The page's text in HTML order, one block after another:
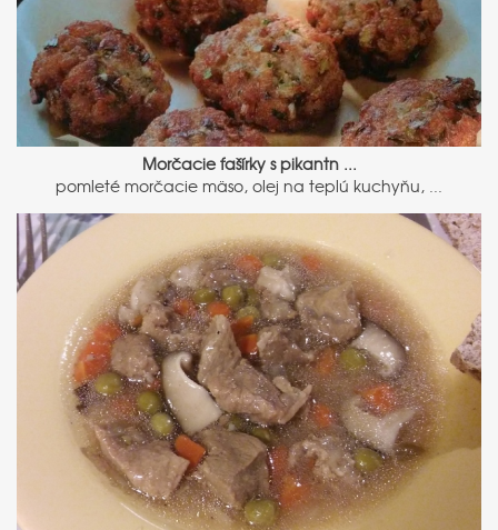
Morčacie fašírky s pikantn ...
pomleté morčacie mäso, olej na teplú kuchyňu, ...